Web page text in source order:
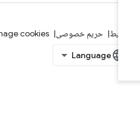
حریم خصوصی Manage cookies